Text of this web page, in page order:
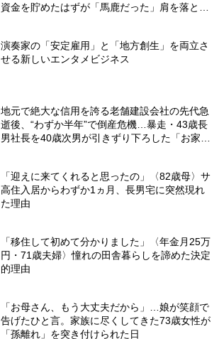
資金を貯めたはずが「馬鹿だった」肩を落とす
演奏家の「安定雇用」と「地方創生」を両立さ
せる新しいエンタメビジネス
地元で絶大な信用を誇る老舗建設会社の先代急
逝後、“わずか半年”で倒産危機…暴走・43歳長
男社長を40歳次男が引きずり下ろした「お家騒
「迎えに来てくれると思ったの」〈82歳母〉サ
高住入居からわずか1ヵ月、長男宅に突然現れ
た理由
「移住して初めて分かりました」〈年金月25万
円・71歳夫婦〉憧れの田舎暮らしを諦めた決定
的理由
「お母さん、もう大丈夫だから」…娘が笑顔で
告げたひと言。家族に尽くしてきた73歳女性が
「孫離れ」を突き付けられた日